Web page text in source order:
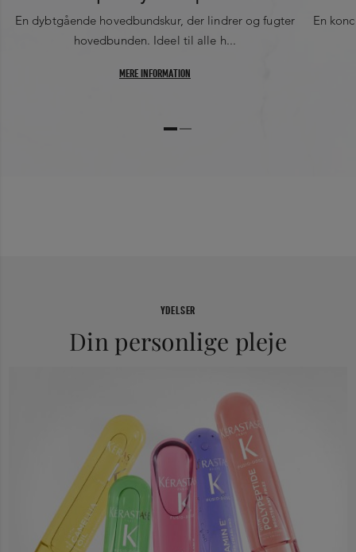
En dybtgående hovedbundskur, der lindrer og fugter
hovedbunden. Ideel til alle h...
MERE INFORMATION
En
YDELSER
Din personlige pleje